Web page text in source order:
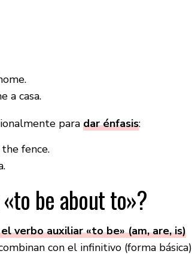
a casa.
para dar énfasis:
fence.
be about to»?
verbo auxiliar «to be» (am, are, is)
con el infinitivo (forma básica)